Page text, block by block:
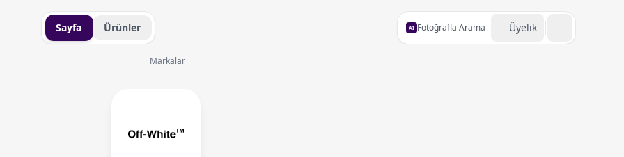
Sayfa Ürünler AI Fotoğrafla Arama Üyelik
Markalar